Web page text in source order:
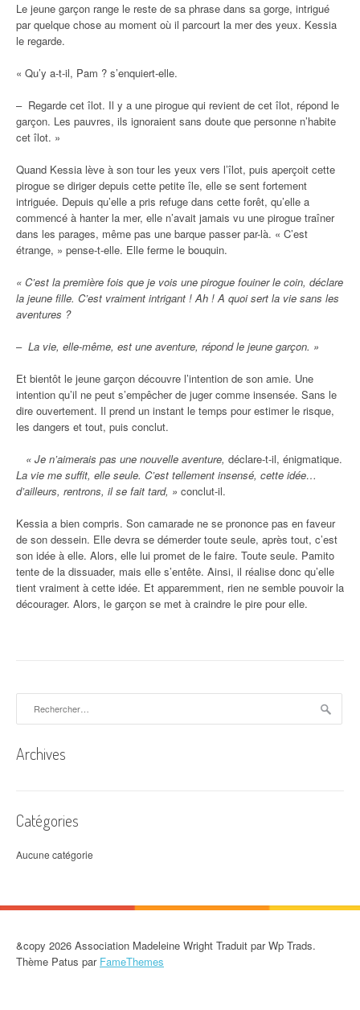
Le jeune garçon range le reste de sa phrase dans sa gorge, intrigué
par quelque chose au moment où il parcourt la mer des yeux. Kessia
le regarde.
« Qu’y a-t-il, Pam ? s’enquiert-elle.
– Regarde cet îlot. Il y a une pirogue qui revient de cet îlot, répond le
garçon. Les pauvres, ils ignoraient sans doute que personne n’habite
cet îlot. »
Quand Kessia lève à son tour les yeux vers l’îlot, puis aperçoit cette
pirogue se diriger depuis cette petite île, elle se sent fortement
intriguée. Depuis qu’elle a pris refuge dans cette forêt, qu’elle a
commencé à hanter la mer, elle n’avait jamais vu une pirogue traîner
dans les parages, même pas une barque passer par-là. « C’est
étrange, » pense-t-elle. Elle ferme le bouquin.
« C’est la première fois que je vois une pirogue fouiner le coin, déclare
la jeune fille. C’est vraiment intrigant ! Ah ! A quoi sert la vie sans les
aventures ?
– La vie, elle-même, est une aventure, répond le jeune garçon. »
Et bientôt le jeune garçon découvre l’intention de son amie. Une
intention qu’il ne peut s’empêcher de juger comme insensée. Sans le
dire ouvertement. Il prend un instant le temps pour estimer le risque,
les dangers et tout, puis conclut.
« Je n’aimerais pas une nouvelle aventure, déclare-t-il, énigmatique.
La vie me suffit, elle seule. C’est tellement insensé, cette idée…
d’ailleurs, rentrons, il se fait tard, » conclut-il.
Kessia a bien compris. Son camarade ne se prononce pas en faveur
de son dessein. Elle devra se démerder toute seule, après tout, c’est
son idée à elle. Alors, elle lui promet de le faire. Toute seule. Pamito
tente de la dissuader, mais elle s’entête. Ainsi, il réalise donc qu’elle
tient vraiment à cette idée. Et apparemment, rien ne semble pouvoir la
décourager. Alors, le garçon se met à craindre le pire pour elle.
Archives
Catégories
Aucune catégorie
&copy 2026 Association Madeleine Wright Traduit par Wp Trads.
Thème Patus par FameThemes